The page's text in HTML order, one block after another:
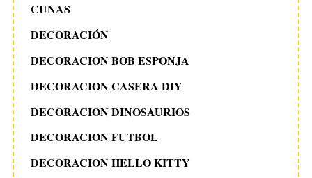
CUNAS
DECORACIÓN
DECORACION BOB ESPONJA
DECORACION CASERA DIY
DECORACION DINOSAURIOS
DECORACION FUTBOL
DECORACION HELLO KITTY